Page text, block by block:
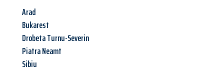
Arad
Bukarest
Drobeta Turnu-Severin
Piatra Neamt
Sibiu